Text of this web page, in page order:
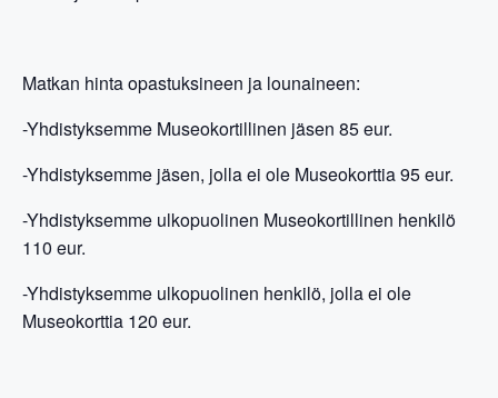
Matkan hinta opastuksineen ja lounaineen:
-Yhdistyksemme Museokortillinen jäsen 85 eur.
-Yhdistyksemme jäsen, jolla ei ole Museokorttia 95 eur.
-Yhdistyksemme ulkopuolinen Museokortillinen henkilö
110 eur.
-Yhdistyksemme ulkopuolinen henkilö, jolla ei ole
Museokorttia 120 eur.